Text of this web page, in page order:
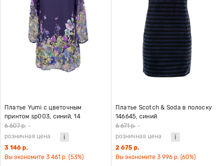
Платье Yumi с цветочным
принтом sp003, синий, 14
6 607 р. -
розничная цена
3 146 р.
Вы экономите 3 461 р. (53%)
Платье Scotch & Soda в полоску
146645, синий
6 671 р. -
розничная цена
2 675 р.
Вы экономите 3 996 р. (60%)